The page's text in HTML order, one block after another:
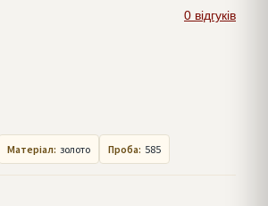
0 відгуків
Матеріал: золото Проба: 585